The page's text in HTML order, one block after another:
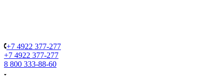
+7 4922 377-277
+7 4922 377-277
8 800 333-88-60